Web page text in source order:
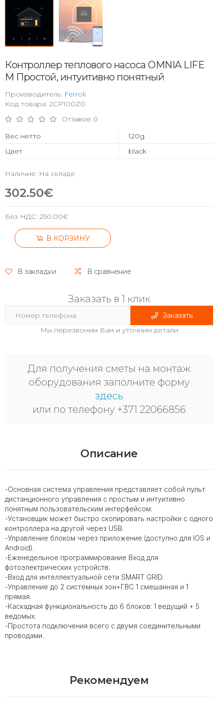
Контроллер теплового насоса OMNIA LIFE
M Простой, интуитивно понятный
Производитель: Ferroli
Код товара: 2CP100Z0
Отзывов: 0
Вес нетто
120g
Цвет
black
Наличие: На складе
302.50€
Без НДС: 250.00€
В КОРЗИНУ
В закладки В сравнение
Заказать в 1 клик
Заказать
Мы перезвоним Вам и уточним детали
Для получения сметы на монтаж
оборудования заполните форму
здесь
или по телефону +371 22066856
Описание
-Основная система управления представляет собой пульт
дистанционного управления с простым и интуитивно
понятным пользовательским интерфейсом.
-Установщик может быстро скопировать настройки с одного
контроллера на другой через USB.
-Управление блоком через приложение (доступно для IOS и
Android).
-Еженедельное программирование Вход для
фотоэлектрических устройств.
-Вход для интеллектуальной сети SMART GRID.
-Управление до 2 системных зон+ГВС 1 смешанная и 1
прямая.
-Каскадная функциональность до 6 блоков: 1 ведущий + 5
ведомых.
-Простота подключения всего с двумя соединительными
проводами.
Рекомендуем